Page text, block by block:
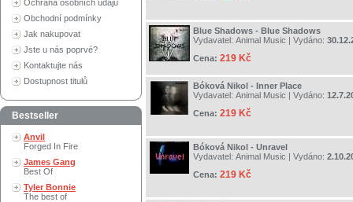
Ochrana osobních údajů
Obchodní podmínky
Jak nakupovat
Jste u nás poprvé?
Kontaktujte nás
Dostupnost titulů
Bestseller
Anvil
Forged In Fire
James Gang
Best Of
Tyler Bonnie
The best of
Blue Shadows - Blue Shadows
Vydavatel: Animal Music | Vydáno:
Cena: 219 Kč
Bóková Nikol - Inner Place
Vydavatel: Animal Music | Vydáno:
Cena: 219 Kč
Bóková Nikol - Unravel
Vydavatel: Animal Music | Vydáno:
Cena: 219 Kč